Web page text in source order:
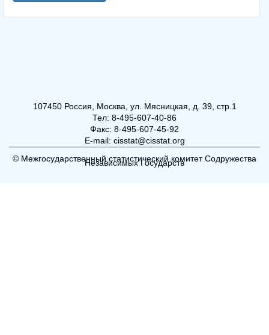
107450 Россия, Москва, ул. Мясницкая, д. 39, стр.1
Тел: 8-495-607-40-86
Факс: 8-495-607-45-92
E-mail: cisstat@cisstat.org
© Межгосударственный статистический комитет Содружества
Независимых Государств